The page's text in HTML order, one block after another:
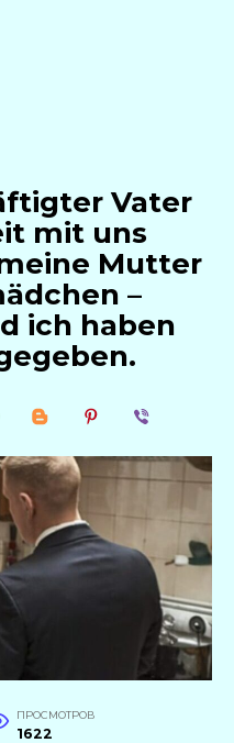
Vater
mit uns
Mutter
–
ich haben
ПРОСМОТРОВ
1622